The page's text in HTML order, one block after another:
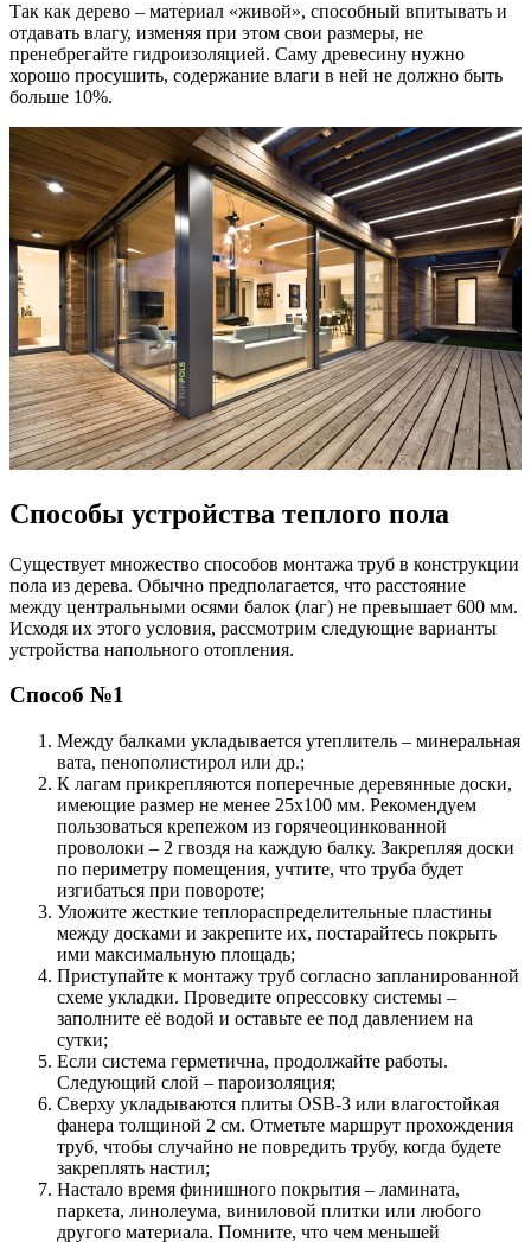
Так как дерево – материал «живой», способный впитывать и
отдавать влагу, изменяя при этом свои размеры, не
пренебрегайте гидроизоляцией. Саму древесину нужно
хорошо просушить, содержание влаги в ней не должно быть
больше 10%.
Способы устройства теплого пола
Существует множество способов монтажа труб в конструкции
пола из дерева. Обычно предполагается, что расстояние
между центральными осями балок (лаг) не превышает 600 мм.
Исходя их этого условия, рассмотрим следующие варианты
устройства напольного отопления.
Способ №1
Между балками укладывается утеплитель – минеральная
вата, пенополистирол или др.;
К лагам прикрепляются поперечные деревянные доски,
имеющие размер не менее 25х100 мм. Рекомендуем
пользоваться крепежом из горячеоцинкованной
проволоки – 2 гвоздя на каждую балку. Закрепляя доски
по периметру помещения, учтите, что труба будет
изгибаться при повороте;
Уложите жесткие теплораспределительные пластины
между досками и закрепите их, постарайтесь покрыть
ими максимальную площадь;
Приступайте к монтажу труб согласно запланированной
схеме укладки. Проведите опрессовку системы –
заполните её водой и оставьте ее под давлением на
сутки;
Если система герметична, продолжайте работы.
Следующий слой – пароизоляция;
Сверху укладываются плиты OSB-3 или влагостойкая
фанера толщиной 2 см. Отметьте маршрут прохождения
труб, чтобы случайно не повредить трубу, когда будете
закреплять настил;
Настало время финишного покрытия – ламината,
паркета, линолеума, виниловой плитки или любого
другого материала. Помните, что чем меньшей